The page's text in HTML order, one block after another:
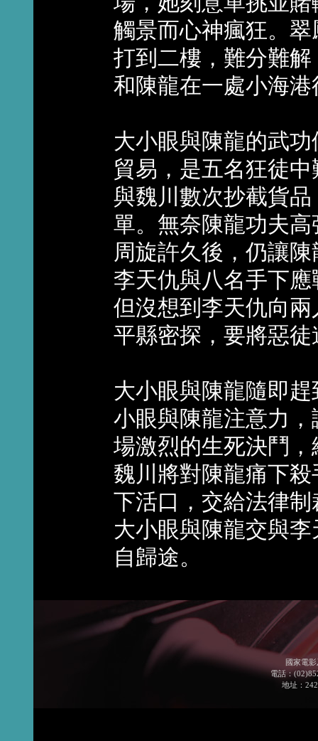
觸景而心神瘋狂。
打到二樓，難分難
和陳龍在一處小海
大小眼與陳龍的武
貿易，是五名狂徒
與魏川數次抄截貨
單。無奈陳龍功夫
周旋許久後，仍讓
李天仇與八名手下
但沒想到李天仇向
平縣密探，要將惡
大小眼與陳龍隨即
小眼與陳龍注意力
場激烈的生死決鬥
魏川將對陳龍痛下
下活口，交給法律
大小眼與陳龍交與
自歸途。
國家電
電話：
地址：